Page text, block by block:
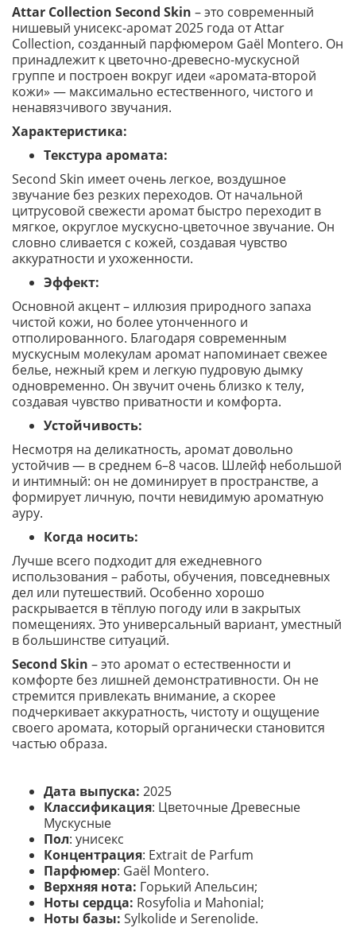
Attar Collection Second Skin – это современный
нишевый унисекс-аромат 2025 года от Attar
Collection, созданный парфюмером Gaël Montero. Он
принадлежит к цветочно-древесно-мускусной
группе и построен вокруг идеи «аромата-второй
кожи» — максимально естественного, чистого и
ненавязчивого звучания.
Характеристика:
Текстура аромата:
Second Skin имеет очень легкое, воздушное
звучание без резких переходов. От начальной
цитрусовой свежести аромат быстро переходит в
мягкое, округлое мускусно-цветочное звучание. Он
словно сливается с кожей, создавая чувство
аккуратности и ухоженности.
Эффект:
Основной акцент – иллюзия природного запаха
чистой кожи, но более утонченного и
отполированного. Благодаря современным
мускусным молекулам аромат напоминает свежее
белье, нежный крем и легкую пудровую дымку
одновременно. Он звучит очень близко к телу,
создавая чувство приватности и комфорта.
Устойчивость:
Несмотря на деликатность, аромат довольно
устойчив — в среднем 6–8 часов. Шлейф небольшой
и интимный: он не доминирует в пространстве, а
формирует личную, почти невидимую ароматную
ауру.
Когда носить:
Лучше всего подходит для ежедневного
использования – работы, обучения, повседневных
дел или путешествий. Особенно хорошо
раскрывается в тёплую погоду или в закрытых
помещениях. Это универсальный вариант, уместный
в большинстве ситуаций.
Second Skin – это аромат о естественности и
комфорте без лишней демонстративности. Он не
стремится привлекать внимание, а скорее
подчеркивает аккуратность, чистоту и ощущение
своего аромата, который органически становится
частью образа.
Дата выпуска: 2025
Классификация: Цветочные Древесные
Мускусные
Пол: унисекс
Концентрация: Extrait de Parfum
Парфюмер: Gaël Montero.
Верхняя нота: Горький Апельсин;
Ноты сердца: Rosyfolia и Mahonial;
Ноты базы: Sylkolide и Serenolide.